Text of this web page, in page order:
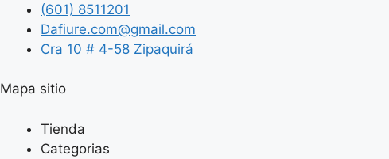
(601) 8511201
Dafiure.com@gmail.com
Cra 10 # 4-58 Zipaquirá
Mapa sitio
Tienda
Categorias